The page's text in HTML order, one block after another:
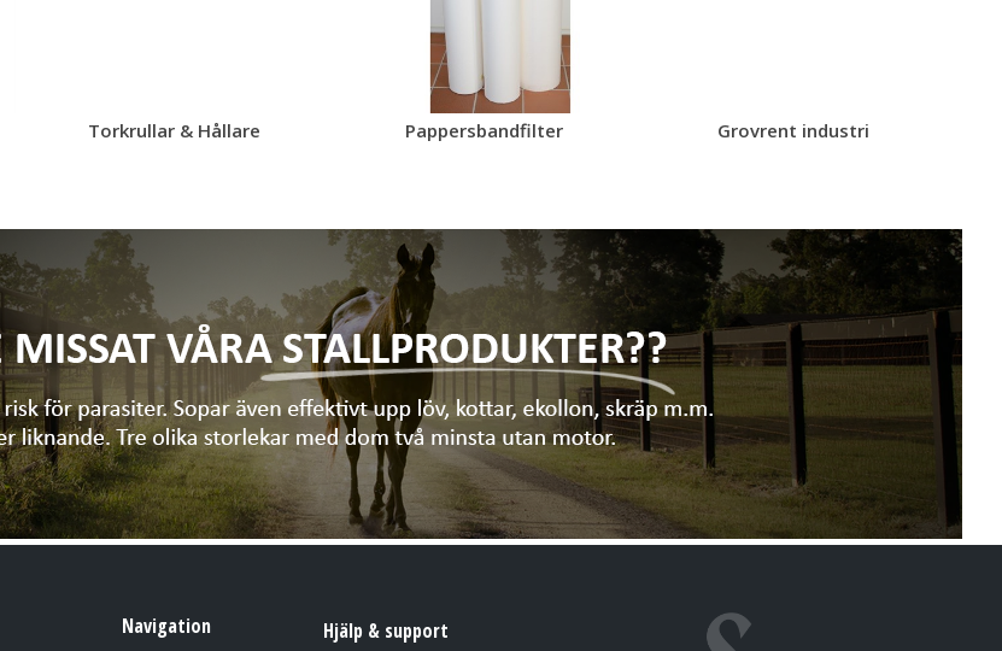
Torkrullar & Hållare Pappersbandfilter Grovrent industri
Navigation Hjälp & support